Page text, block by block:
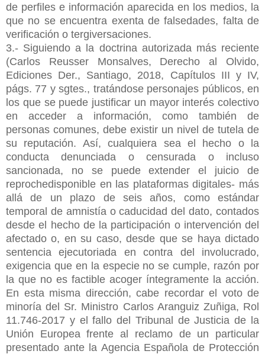
de perfiles e información aparecida en los medios, la
que no se encuentra exenta de falsedades, falta de
verificación o tergiversaciones.
3.- Siguiendo a la doctrina autorizada más reciente
(Carlos Reusser Monsalves, Derecho al Olvido,
Ediciones Der., Santiago, 2018, Capítulos III y IV,
págs. 77 y sgtes., tratándose personajes públicos, en
los que se puede justificar un mayor interés colectivo
en acceder a información, como también de
personas comunes, debe existir un nivel de tutela de
su reputación. Así, cualquiera sea el hecho o la
conducta denunciada o censurada o incluso
sancionada, no se puede extender el juicio de
reprochedisponible en las plataformas digitales- más
allá de un plazo de seis años, como estándar
temporal de amnistía o caducidad del dato, contados
desde el hecho de la participación o intervención del
afectado o, en su caso, desde que se haya dictado
sentencia ejecutoriada en contra del involucrado,
exigencia que en la especie no se cumple, razón por
la que no es factible acoger íntegramente la acción.
En esta misma dirección, cabe recordar el voto de
minoría del Sr. Ministro Carlos Aranguiz Zuñiga, Rol
11.746-2017 y el fallo del Tribunal de Justicia de la
Unión Europea frente al reclamo de un particular
presentado ante la Agencia Española de Protección